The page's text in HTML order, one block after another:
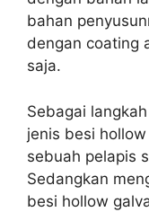
bahan
dengan coating
saja.
Sebagai
jenis besi
sebuah pelapis
Sedangkan
besi hollow